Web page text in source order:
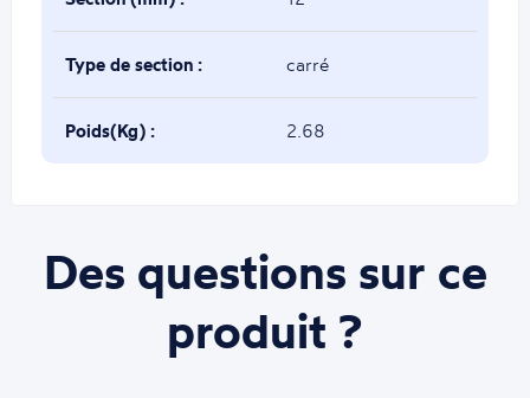
Type de section : carré
Poids(Kg) : 2.68
Des questions sur ce
produit ?